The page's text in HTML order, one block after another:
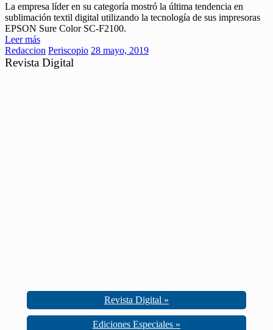
La empresa líder en su categoría mostró la última tendencia en
sublimación textil digital utilizando la tecnología de sus impresoras
EPSON Sure Color SC-F2100.
Leer más
Redaccion Periscopio 28 mayo, 2019
Revista Digital
Revista Digital »
Ediciones Especiales »